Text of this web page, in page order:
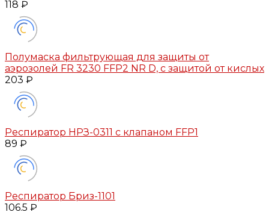
118 ₽
Полумаска фильтрующая для защиты от
аэрозолей FR 3230 FFP2 NR D, с защитой от кислых
203 ₽
Респиратор НРЗ-0311 с клапаном FFP1
89 ₽
Респиратор Бриз-1101
106.5 ₽